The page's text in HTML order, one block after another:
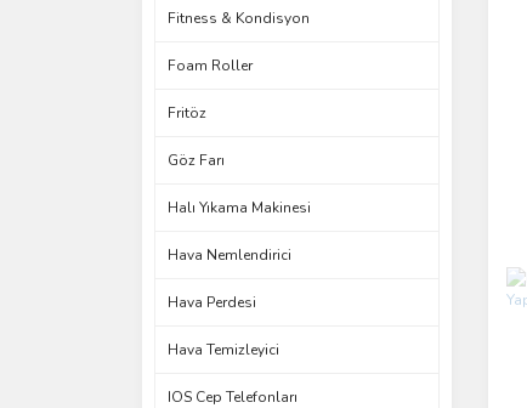
Fitness & Kondisyon
Foam Roller
Fritöz
Göz Farı
Halı Yıkama Makinesi
Hava Nemlendirici
Hava Perdesi
Hava Temizleyici
IOS Cep Telefonları